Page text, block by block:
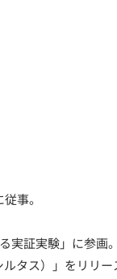
事。
実証実験」に参画。
タス）」をリリー